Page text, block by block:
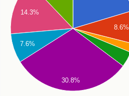
8.6%
14.3%
7.6%
30.8%